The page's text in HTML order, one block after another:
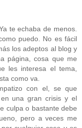
te echaba de menos.
puedo. No es fácil
los adeptos al blog y
página, cosa que me
les interesa el tema,
como va.
con el, se que
una gran crisis y el
culpa o bastante debe
pero a veces me